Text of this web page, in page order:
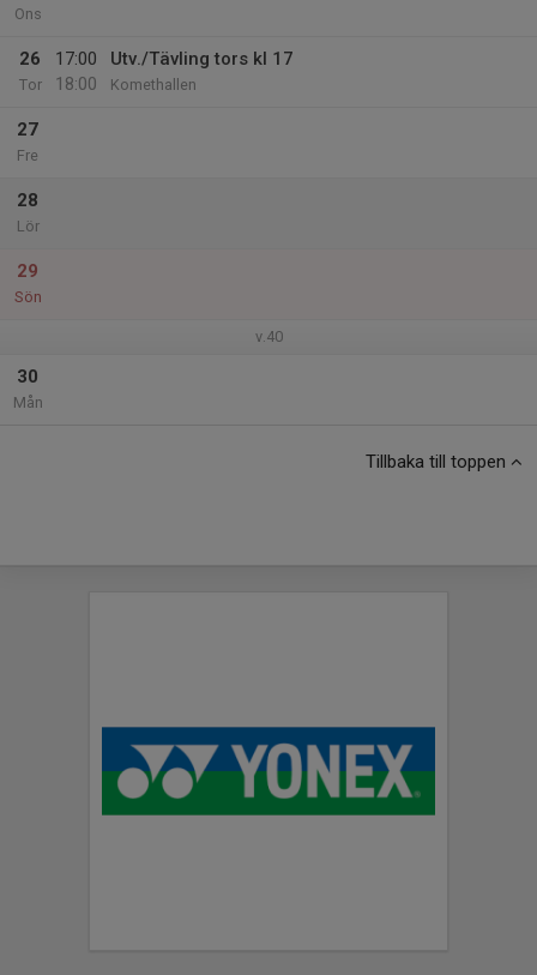
Ons
26
Tor
17:00
18:00
Utv./Tävling tors kl 17
Komethallen
27
Fre
28
Lör
29
Sön
v.40
30
Mån
Tillbaka till toppen